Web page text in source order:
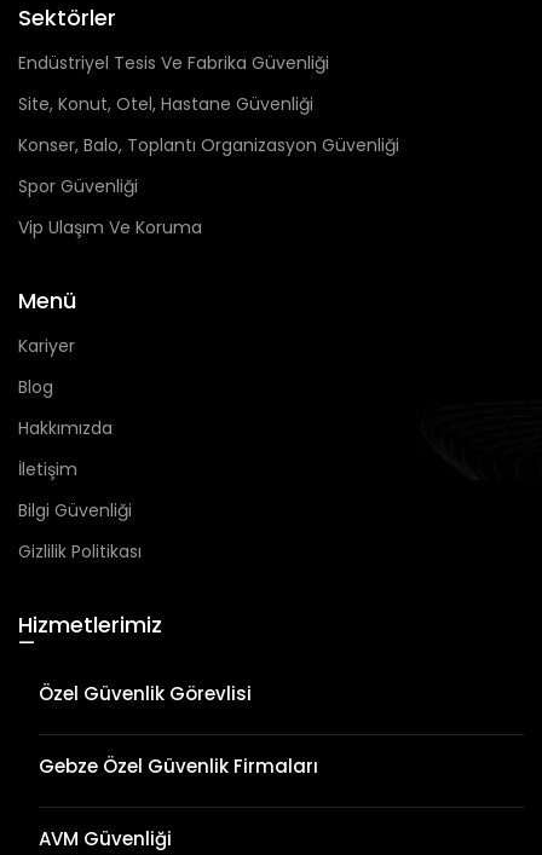
Sektörler
Endüstriyel Tesis Ve Fabrika Güvenliği
Site, Konut, Otel, Hastane Güvenliği
Konser, Balo, Toplantı Organizasyon Güvenliği
Spor Güvenliği
Vip Ulaşım Ve Koruma
Menü
Kariyer
Blog
Hakkımızda
İletişim
Bilgi Güvenliği
Gizlilik Politikası
Hizmetlerimiz
—
Özel Güvenlik Görevlisi
Gebze Özel Güvenlik Firmaları
AVM Güvenliği